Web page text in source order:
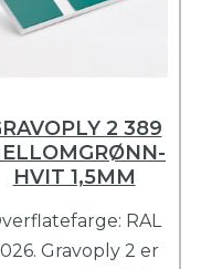
2 389
HVIT 1,5MM
RAL
Gravoply 2 er